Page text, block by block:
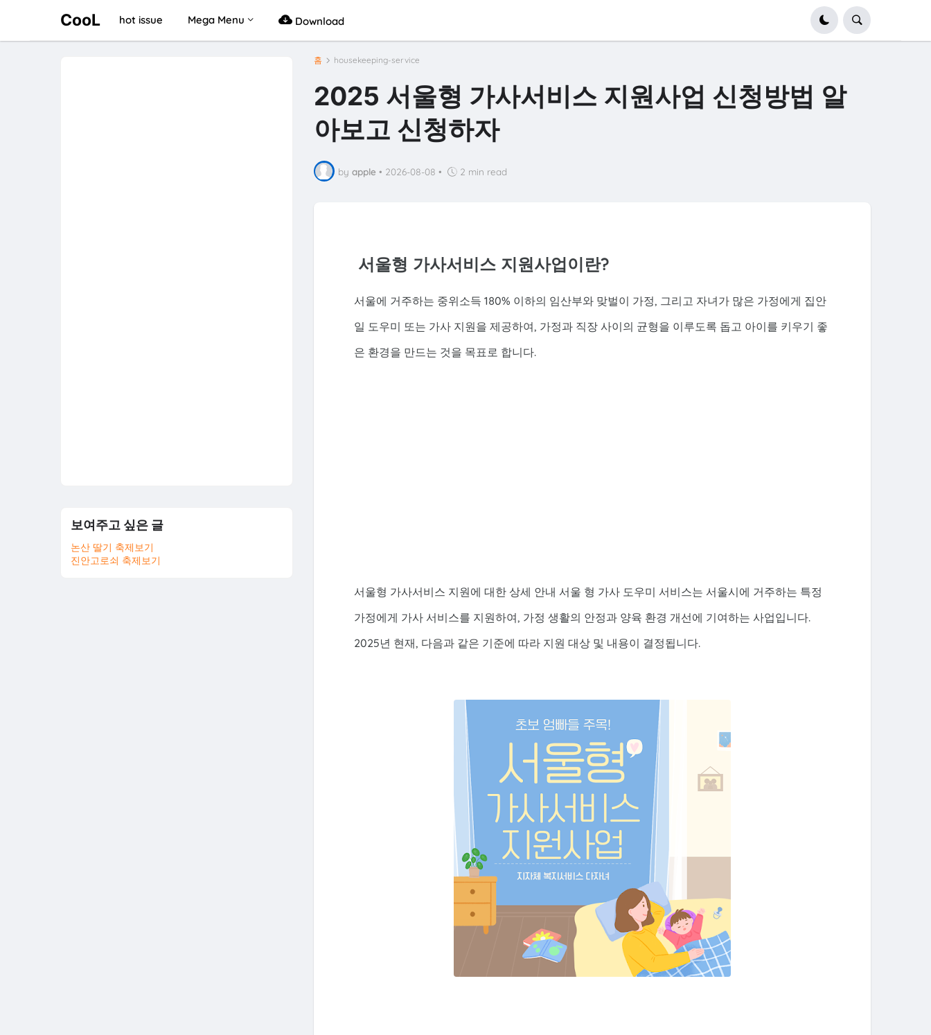
CooL hot issue Mega Menu Download
홈 housekeeping-service
2025 서울형 가사서비스 지원사업 신청방법 알
아보고 신청하자
by apple • 2026-08-08 • 2 min read
서울형 가사서비스 지원사업이란?
서울에 거주하는 중위소득 180% 이하의 임산부와 맞벌이 가정, 그리고 자녀가 많은 가정에게 집안
일 도우미 또는 가사 지원을 제공하여, 가정과 직장 사이의 균형을 이루도록 돕고 아이를 키우기 좋
은 환경을 만드는 것을 목표로 합니다.
서울형 가사서비스 지원에 대한 상세 안내 서울 형 가사 도우미 서비스는 서울시에 거주하는 특정
가정에게 가사 서비스를 지원하여, 가정 생활의 안정과 양육 환경 개선에 기여하는 사업입니다.
2025년 현재, 다음과 같은 기준에 따라 지원 대상 및 내용이 결정됩니다.
보여주고 싶은 글
논산 딸기 축제보기
진안고로쇠 축제보기